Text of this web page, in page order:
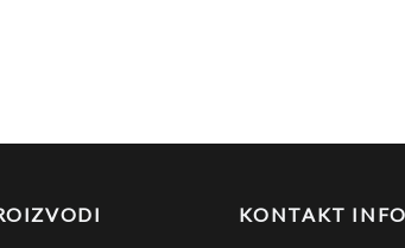
KONTAKT INFO